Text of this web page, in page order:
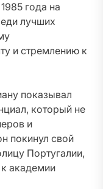
года на
лучших
и стремлению к
показывал
который не
и
покинул свой
Португалии,
академии